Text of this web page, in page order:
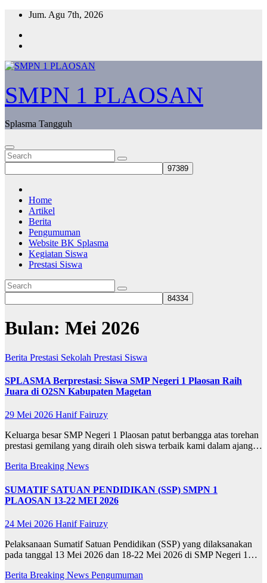
Skip
content
Jum. Agu 7th, 2026
SMPN 1 PLAOSAN
Splasma Tangguh
Home
Artikel
Berita
Pengumuman
Website BK Splasma
Kegiatan Siswa
Prestasi Siswa
Bulan: Mei 2026
Berita Prestasi Sekolah Prestasi Siswa
SPLASMA Berprestasi: Siswa SMP Negeri 1 Plaosan Raih
Juara di O2SN Kabupaten Magetan
29 Mei 2026 Hanif Fairuzy
Keluarga besar SMP Negeri 1 Plaosan patut berbangga atas torehan
prestasi gemilang yang diraih oleh siswa terbaik kami dalam ajang…
Berita Breaking News
SUMATIF SATUAN PENDIDIKAN (SSP) SMPN 1
PLAOSAN 13-22 MEI 2026
24 Mei 2026 Hanif Fairuzy
Pelaksanaan Sumatif Satuan Pendidikan (SSP) yang dilaksanakan
pada tanggal 13 Mei 2026 dan 18-22 Mei 2026 di SMP Negeri 1…
Berita Breaking News Pengumuman